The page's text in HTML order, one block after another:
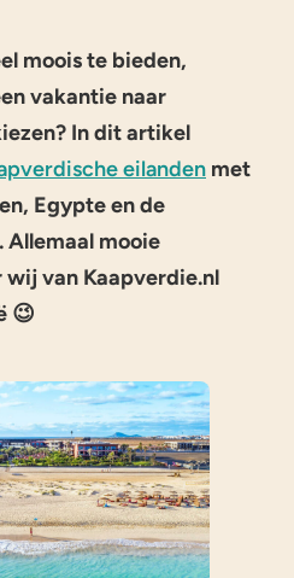
moois te bieden,
vakantie naar
In dit artikel
eilanden met
Egypte en de
Allemaal mooie
van Kaapverdie.nl
😉